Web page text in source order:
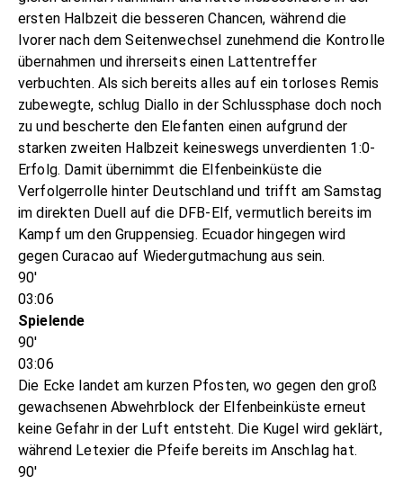
ersten Halbzeit die besseren Chancen, während die
Ivorer nach dem Seitenwechsel zunehmend die Kontrolle
übernahmen und ihrerseits einen Lattentreffer
verbuchten. Als sich bereits alles auf ein torloses Remis
zubewegte, schlug Diallo in der Schlussphase doch noch
zu und bescherte den Elefanten einen aufgrund der
starken zweiten Halbzeit keineswegs unverdienten 1:0-
Erfolg. Damit übernimmt die Elfenbeinküste die
Verfolgerrolle hinter Deutschland und trifft am Samstag
im direkten Duell auf die DFB-Elf, vermutlich bereits im
Kampf um den Gruppensieg. Ecuador hingegen wird
gegen Curacao auf Wiedergutmachung aus sein.
90'
03:06
Spielende
90'
03:06
Die Ecke landet am kurzen Pfosten, wo gegen den groß
gewachsenen Abwehrblock der Elfenbeinküste erneut
keine Gefahr in der Luft entsteht. Die Kugel wird geklärt,
während Letexier die Pfeife bereits im Anschlag hat.
90'